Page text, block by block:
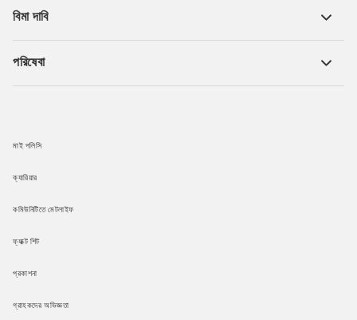
বিমা দাবি
পরিষেবা
মাই পলিসি
ক্যারিয়ার
কমিউনিটিতে মেটলাইফ
ফ্যাক্ট শিট
প্রকাশনা
গ্রাহকদের অভিজ্ঞতা